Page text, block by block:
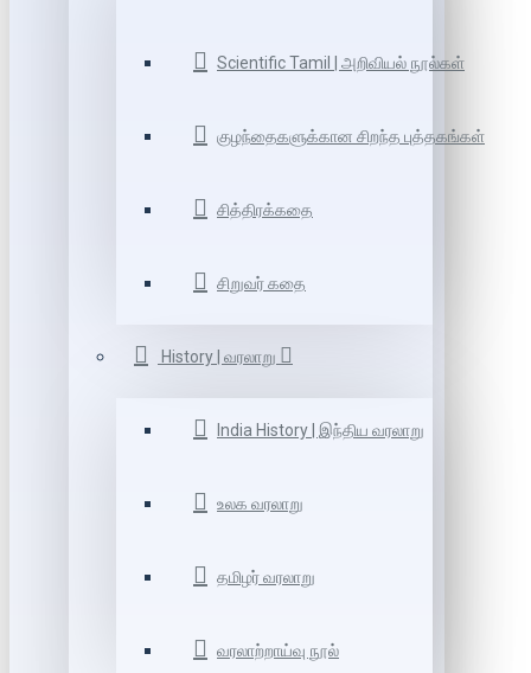
Scientific Tamil | அறிவியல் நூல்கள்
குழந்தைகளுக்கான சிறந்த புத்தகங்கள்
சித்திரக்கதை
சிறுவர் கதை
History | வரலாறு
India History | இந்திய வரலாறு
உலக வரலாறு
தமிழர் வரலாறு
வரலாற்றாய்வு நூல்